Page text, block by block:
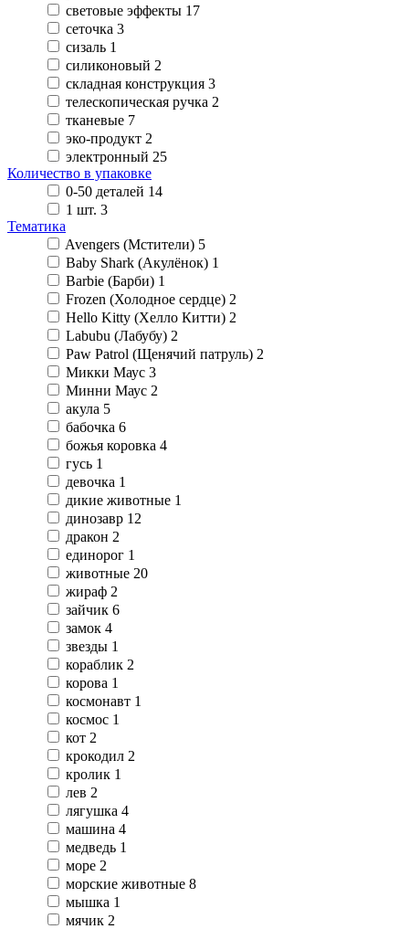
световые эффекты 17
сеточка 3
сизаль 1
силиконовый 2
складная конструкция 3
телескопическая ручка 2
тканевые 7
эко-продукт 2
электронный 25
Количество в упаковке
0-50 деталей 14
1 шт. 3
Тематика
Avengers (Мстители) 5
Baby Shark (Акулёнок) 1
Barbie (Барби) 1
Frozen (Холодное сердце) 2
Hello Kitty (Хелло Китти) 2
Labubu (Лабубу) 2
Paw Patrol (Щенячий патруль) 2
Микки Маус 3
Минни Маус 2
акула 5
бабочка 6
божья коровка 4
гусь 1
девочка 1
дикие животные 1
динозавр 12
дракон 2
единорог 1
животные 20
жираф 2
зайчик 6
замок 4
звезды 1
кораблик 2
корова 1
космонавт 1
космос 1
кот 2
крокодил 2
кролик 1
лев 2
лягушка 4
машина 4
медведь 1
море 2
морские животные 8
мышка 1
мячик 2